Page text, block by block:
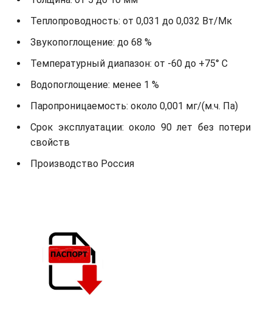
Теплопроводность: от 0,031 до 0,032 Вт/Мк
Звукопоглощение: до 68 %
Температурный диапазон: от -60 до +75° С
Водопоглощение: менее 1 %
Паропроницаемость: около 0,001 мг/(м.ч. Па)
Срок эксплуатации: около 90 лет без потери
свойств
Производство Россия